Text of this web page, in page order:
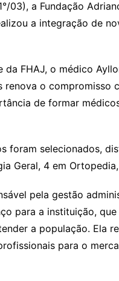
03), a Fundação
a integração de
da FHAJ, o médico
renova o compromisso
de formar
foram selecionados,
Geral, 4 em
pela gestão
para a instituição,
a população. Ela
para o